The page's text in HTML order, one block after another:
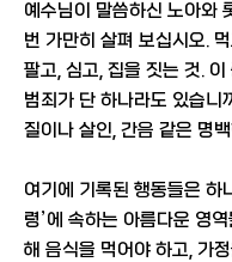
예수님이 말씀하신 노아와
번 가만히 살펴 보십시오.
팔고, 심고, 집을 짓는 것.
범죄가 단 하나라도 있습니
질이나 살인, 간음 같은 명
여기에 기록된 행동들은 하
령’에 속하는 아름다운 영
해 음식을 먹어야 하고, 가